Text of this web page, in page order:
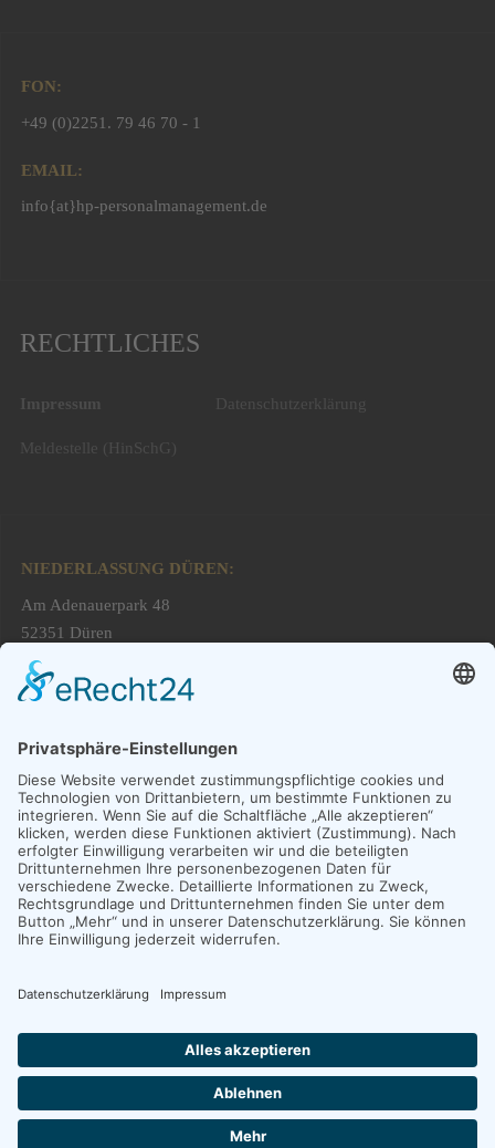
FON:
+49 (0)2251. 79 46 70 - 1
EMAIL:
info{at}hp-personalmanagement.de
RECHTLICHES
Impressum Datenschutzerklärung
Meldestelle (HinSchG)
NIEDERLASSUNG DÜREN:
Am Adenauerpark 48
52351 Düren
FON:
EMAIL:
duren{at}hp-personalmanagement.de
Copyright © 2024 Published & modified by Werbeagentur
MindFlash MEDIADESIGN Euskirchen -
flash.de|info@mind-flash.de.
Alle Rechte vorbehalten.